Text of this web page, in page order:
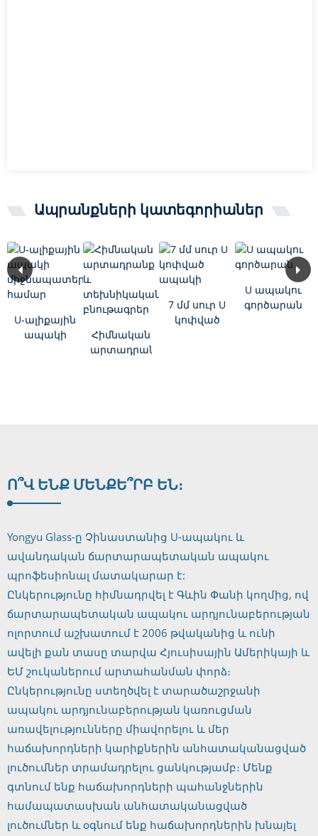
Ապրանքների կատեգորիաներ
U-ալիքային
ապակի
միջնապատերի
Հիմնական
արտադրանք
7 մմ սուր U
կոփված
U ապակու
գործարան
Ո՞Վ ԵՆՔ ՄԵՆՔԵ՞ՐԲ ԵՆ։
Yongyu Glass-ը Չինաստանից U-ապակու և
ավանդական ճարտարապետական ​​ապակու
պրոֆեսիոնալ մատակարար է:
Ընկերությունը հիմնադրվել է Գևին Փանի կողմից, ով
ճարտարապետական ​​ապակու արդյունաբերության
ոլորտում աշխատում է 2006 թվականից և ունի
ավելի քան տասը տարվա Հյուսիսային Ամերիկայի և
ԵՄ շուկաներում արտահանման փորձ։
Ընկերությունը ստեղծվել է տարածաշրջանի
ապակու արդյունաբերության կառուցման
առավելությունները միավորելու և մեր
հաճախորդների կարիքներին անհատականացված
լուծումներ տրամադրելու ցանկությամբ։ Մենք
գտնում ենք հաճախորդների պահանջներին
համապատասխան անհատականացված
լուծումներ և օգնում ենք հաճախորդներին խնայել